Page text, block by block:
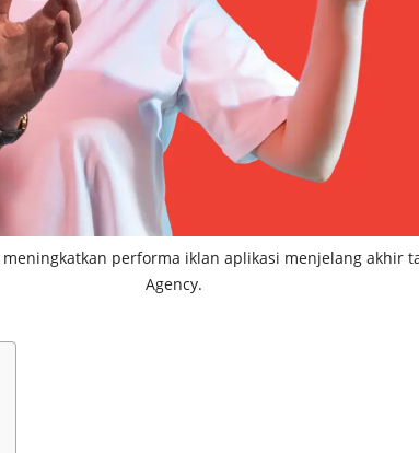
performa iklan aplikasi menjelang akhir
Agency.